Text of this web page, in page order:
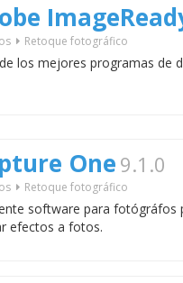
Retoque fotográfico
los mejores programas de
One9.1.0
Retoque fotográfico
software para
efectos a fotos.